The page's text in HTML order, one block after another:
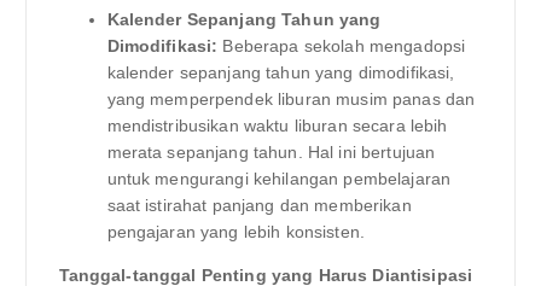
Kalender Sepanjang Tahun yang
Dimodifikasi: Beberapa sekolah mengadopsi
kalender sepanjang tahun yang dimodifikasi,
yang memperpendek liburan musim panas dan
mendistribusikan waktu liburan secara lebih
merata sepanjang tahun. Hal ini bertujuan
untuk mengurangi kehilangan pembelajaran
saat istirahat panjang dan memberikan
pengajaran yang lebih konsisten.
Tanggal-tanggal Penting yang Harus Diantisipasi